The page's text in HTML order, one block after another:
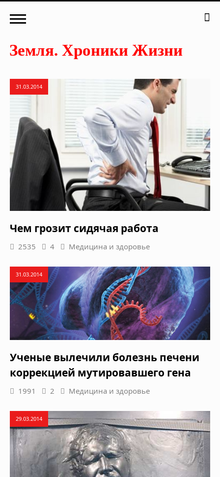
31.03.2014
Чем грозит сидячая работа
2535 4 Медицина и здоровье
31.03.2014
Ученые вылечили болезнь печени
коррекцией мутировавшего гена
1991 2 Медицина и здоровье
29.03.2014